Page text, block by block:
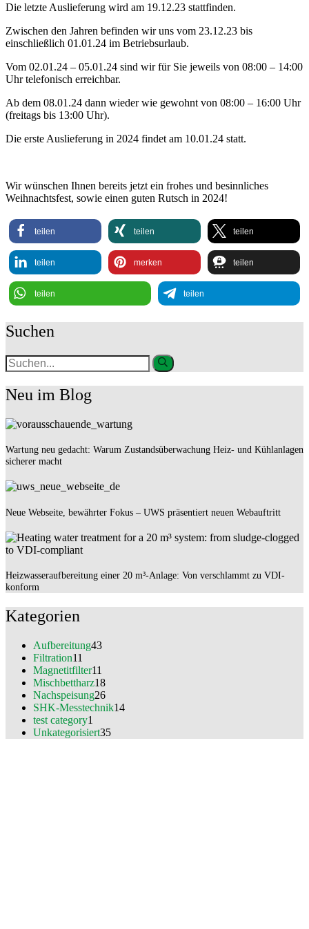
Die letzte Auslieferung wird am 19.12.23 stattfinden.
Zwischen den Jahren befinden wir uns vom 23.12.23 bis
einschließlich 01.01.24 im Betriebsurlaub.
Vom 02.01.24 – 05.01.24 sind wir für Sie jeweils von 08:00 – 14:00
Uhr telefonisch erreichbar.
Ab dem 08.01.24 dann wieder wie gewohnt von 08:00 – 16:00 Uhr
(freitags bis 13:00 Uhr).
Die erste Auslieferung in 2024 findet am 10.01.24 statt.
Wir wünschen Ihnen bereits jetzt ein frohes und besinnliches
Weihnachtsfest, sowie einen guten Rutsch in 2024!
teilen teilen teilen
teilen merken teilen
teilen teilen
Suchen
Neu im Blog
Wartung neu gedacht: Warum Zustandsüberwachung Heiz- und Kühlanlagen
sicherer macht
Neue Webseite, bewährter Fokus – UWS präsentiert neuen Webauftritt
Heizwasseraufbereitung einer 20 m³-Anlage: Von verschlammt zu VDI-
konform
Kategorien
Aufbereitung43
Filtration11
Magnetitfilter11
Mischbettharz18
Nachspeisung26
SHK-Messtechnik14
test category1
Unkategorisiert35